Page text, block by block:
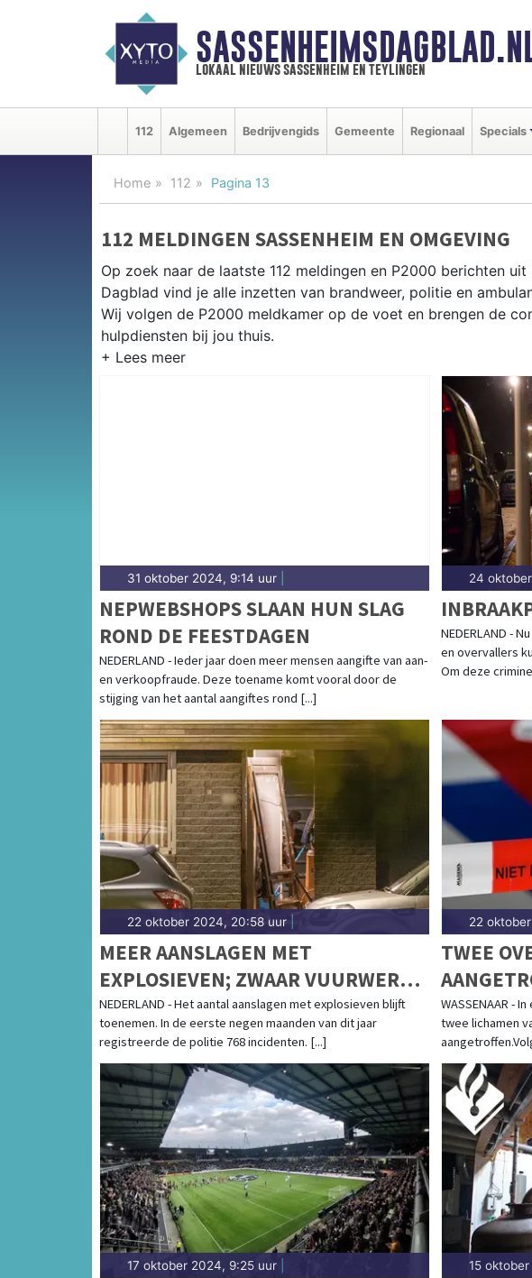
lokaal nieuws sassenheim en teylingen
112 Algemeen Bedrijvengids Gemeente Regionaal Specials
Home 112 Pagina 13
112 MELDINGEN SASSENHEIM EN OMGEVING
Op zoek naar de laatste 112 meldingen en P2000 berichten uit
Dagblad vind je alle inzetten van brandweer, politie en
Wij volgen de P2000 meldkamer op de voet en brengen de
hulpdiensten bij jou thuis.
Van incidenten op de N208 en de N447 tot meldingen in
bollenvelden langs de Ringvaart — onze redactie brengt het
31 oktober 2024, 9:14 uur
NEPWEBSHOPS SLAAN HUN SLAG
ROND DE FEESTDAGEN
NEDERLAND - Ieder jaar doen meer mensen aangifte van aan-
en verkoopfraude. Deze toename komt vooral door de
stijging van het aantal aangiftes rond [...]
24
NEDERLAND -
en overvallers
Om deze
22 oktober 2024, 20:58 uur
MEER AANSLAGEN MET
EXPLOSIEVEN; ZWAAR VUURWERK
MEEST GEBRUIKT
NEDERLAND - Het aantal aanslagen met explosieven blijft
toenemen. In de eerste negen maanden van dit jaar
registreerde de politie 768 incidenten. [...]
22
TWEE
WASSENAAR -
twee lichamen
17 oktober 2024, 9:25 uur 15